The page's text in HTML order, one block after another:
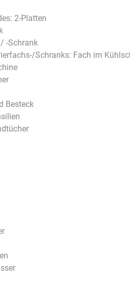
2-Platten
-Schrank
Schranks: Fach im
Besteck